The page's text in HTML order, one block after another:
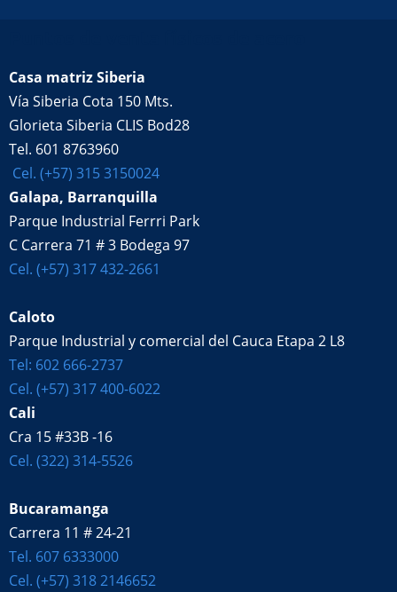
Casa matriz Siberia
Vía Siberia Cota 150 Mts.
Glorieta Siberia CLIS Bod28
Tel. 601 8763960
Cel. (+57) 315 3150024
Galapa, Barranquilla
Parque Industrial Ferrri Park
C Carrera 71 # 3 Bodega 97
Cel. (+57) 317 432-2661
Caloto
Parque Industrial y comercial del Cauca Etapa 2 L8
Tel: 602 666-2737
Cel. (+57) 317 400-6022
Cali
Cra 15 #33B -16
Cel. (322) 314-5526
Bucaramanga
Carrera 11 # 24-21
Tel. 607 6333000
Cel. (+57) 318 2146652